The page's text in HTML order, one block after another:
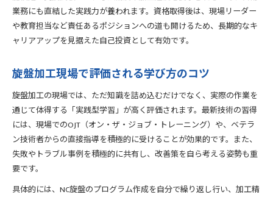
業務にも直結した実践力が養われます。資格取得後は、現場リーダー
や教育担当など責任あるポジションへの道も開けるため、長期的なキ
ャリアアップを見据えた自己投資として有効です。
旋盤加工現場で評価される学び方のコツ
旋盤加工の現場では、ただ知識を詰め込むだけでなく、実際の作業を
通じて体得する「実践型学習」が高く評価されます。最新技術の習得
には、現場でのOJT（オン・ザ・ジョブ・トレーニング）や、ベテラ
ン技術者からの直接指導を積極的に受けることが効果的です。また、
失敗やトラブル事例を積極的に共有し、改善策を自ら考える姿勢も重
要です。
具体的には、NC旋盤のプログラム作成を自分で繰り返し行い、加工精